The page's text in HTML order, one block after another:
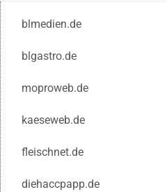
blmedien.de
blgastro.de
moproweb.de
kaeseweb.de
fleischnet.de
diehaccpapp.de